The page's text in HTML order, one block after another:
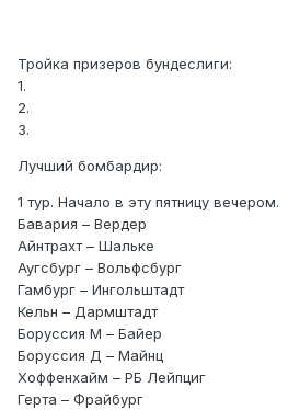
Тройка призеров бундеслиги:
1.
2.
3.
Лучший бомбардир:
1 тур. Начало в эту пятницу вечером.
Бавария – Вердер
Айнтрахт – Шальке
Аугсбург – Вольфсбург
Гамбург – Ингольштадт
Кельн – Дармштадт
Боруссия М – Байер
Боруссия Д – Майнц
Хоффенхайм – РБ Лейпциг
Герта – Фрайбург